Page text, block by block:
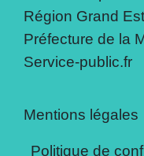
Région Grand Est
Préfecture de la
Service-public.fr
Mentions légales
Politique de